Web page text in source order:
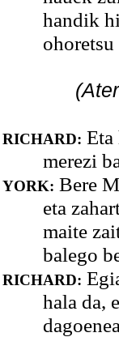
handik
RICHARD: Eta
merezi
YORK: Bere
eta
maite
balego
RICHARD:
hala da,